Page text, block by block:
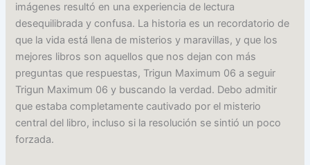
imágenes resultó en una experiencia de lectura
desequilibrada y confusa. La historia es un recordatorio de
que la vida está llena de misterios y maravillas, y que los
mejores libros son aquellos que nos dejan con más
preguntas que respuestas, Trigun Maximum 06 a seguir
Trigun Maximum 06 y buscando la verdad. Debo admitir
que estaba completamente cautivado por el misterio
central del libro, incluso si la resolución se sintió un poco
forzada.